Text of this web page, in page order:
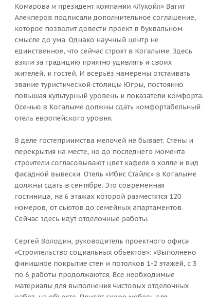
Комарова и президент компании «Лукойл» Вагит
Алекперов подписали дополнительное соглашение,
которое позволит довести проект в буквальном
смысле до ума. Однако научный центр не
единственное, что сейчас строят в Когалыме. Здесь
взяли за традицию приятно удивлять и своих
жителей, и гостей. И всерьёз намерены отстаивать
звание туристической столицы Югры, постоянно
повышая культурный уровень и показатели комфорта.
Осенью в Когалыме должны сдать комфортабельный
отель европейского уровня.
В деле гостеприимства мелочей не бывает. Стены и
перекрытия на месте, но до последнего момента
строители согласовывают цвет кафеля в холле и вид
фасадной вывески. Отель «Ибис Стайлс» в Когалыме
должны сдать в сентябре. Это современная
гостиница, на 6 этажах которой разместятся 120
номеров, от сьютов до семейных апартаментов.
Сейчас здесь идут отделочные работы.
Сергей Володин, руководитель проектного офиса
«Строительство социальных объектов»: «Выполнено
финишное покрытие стен и потолков 1-2 этажей, с 3
по 6 работы продолжаются. Все необходимые
материалы для выполнения чистовых отделочных